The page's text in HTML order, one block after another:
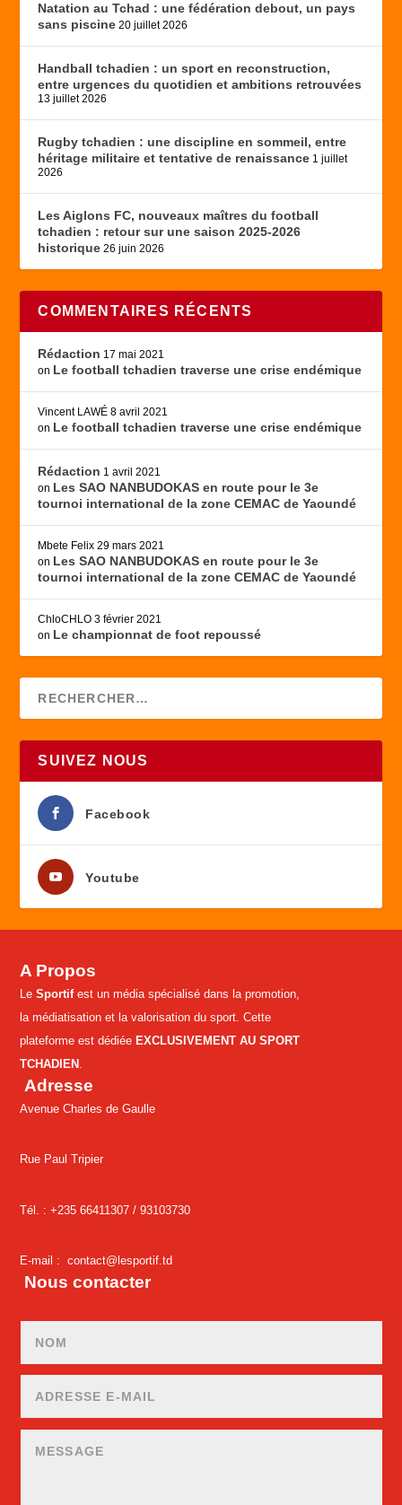
Natation au Tchad : une fédération debout, un pays
sans piscine 20 juillet 2026
Handball tchadien : un sport en reconstruction,
entre urgences du quotidien et ambitions retrouvées
13 juillet 2026
Rugby tchadien : une discipline en sommeil, entre
héritage militaire et tentative de renaissance 1 juillet
2026
Les Aiglons FC, nouveaux maîtres du football
tchadien : retour sur une saison 2025-2026
historique 26 juin 2026
COMMENTAIRES RÉCENTS
Rédaction 17 mai 2021
on Le football tchadien traverse une crise endémique
Vincent LAWÉ 8 avril 2021
on Le football tchadien traverse une crise endémique
Rédaction 1 avril 2021
on Les SAO NANBUDOKAS en route pour le 3e
tournoi international de la zone CEMAC de Yaoundé
Mbete Felix 29 mars 2021
on Les SAO NANBUDOKAS en route pour le 3e
tournoi international de la zone CEMAC de Yaoundé
ChloCHLO 3 février 2021
on Le championnat de foot repoussé
SUIVEZ NOUS
Facebook
Youtube
A Propos
LeSportifest un média spécialisé dans la promotion,
la médiatisation et la valorisation du sport. Cette
plateforme est dédiée EXCLUSIVEMENT AU SPORT
TCHADIEN .
Adresse
Avenue Charles de Gaulle
Rue Paul Tripier
Tél. : +235 66411307 /93103730
E-mail :contact@lesportif.td
Nous contacter